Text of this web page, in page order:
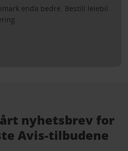
enda bedre. Bestill leiebil
nyhetsbrev for
Avis-tilbudene